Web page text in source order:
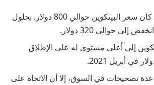
في يناير 2014، كان سعر البيتكوين حوالي 800 دولار. بحلول
إلى أعلى مستوى له على الإطلاق
تصحيحات في السوق، إلا أن الاتجاه على